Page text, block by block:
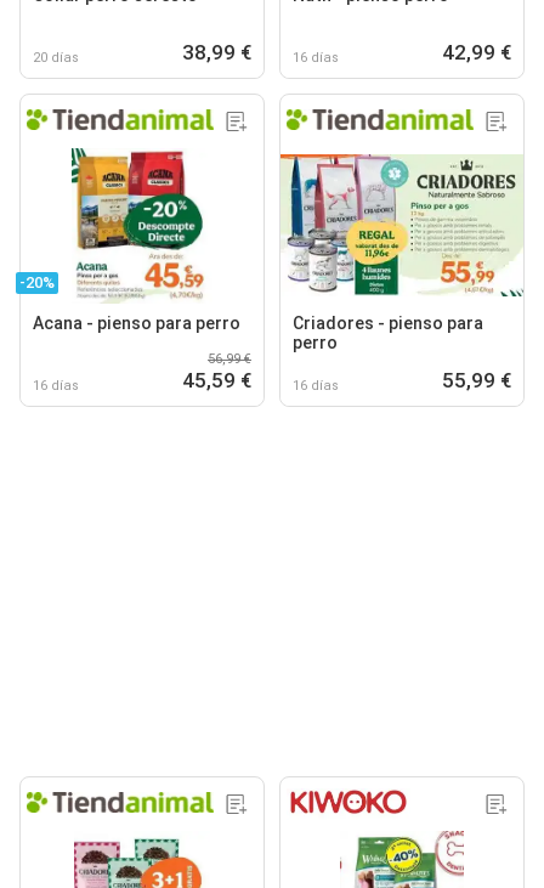
20 días 38,99 € 16 días 42,99 €
-20%
Acana - pienso para perro
16 días
56,99 €
45,59 €
Criadores - pienso para
perro
16 días 55,99 €